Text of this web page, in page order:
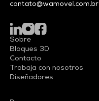
contato@wamovel.com.br
Sobre
Bloques 3D
Contacto
Trabaja con nosotros
Diseñadores